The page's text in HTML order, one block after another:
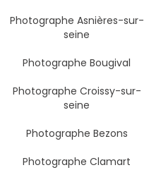
Photographe Asnières-sur-
seine
Photographe Bougival
Photographe Croissy-sur-
seine
Photographe Bezons
Photographe Clamart